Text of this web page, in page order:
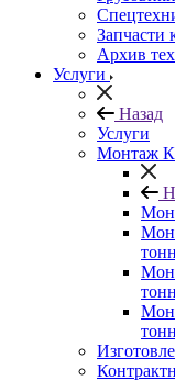
Архив
Услуги
Назад
Услуги
Монтаж
тонн
тонн
тонн